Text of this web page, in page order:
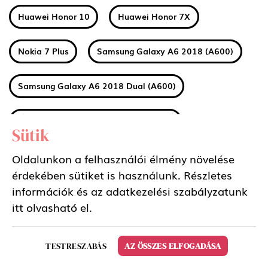
Huawei Honor 10 Huawei Honor 7X
Nokia 7 Plus Samsung Galaxy A6 2018 (A600)
Samsung Galaxy A6 2018 Dual (A600)
Samsung Galaxy A6 Plus 2018 Dual (A605)
Huawei MediaPad M5 8.4 LTE
Huawei MediaPad M5 8.4 WIFI
Huawei MediaPad M5 10.8 LTE
Sütik
Oldalunkon a felhasználói élmény növelése
érdekében sütiket is használunk. Részletes
információk és az adatkezelési szabályzatunk
itt olvasható el.
TESTRESZABÁS AZ ÖSSZES ELFOGADÁSA